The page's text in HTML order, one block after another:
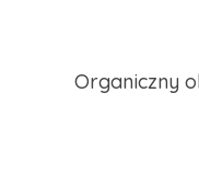
Organiczny